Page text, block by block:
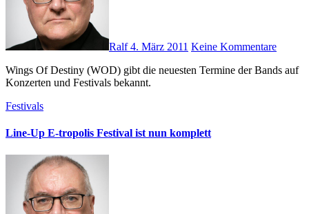
Ralf4. März 2011 Keine Kommentare
Wings Of Destiny (WOD) gibt die neuesten Termine der Bands auf
Konzerten und Festivals bekannt.
Festivals
Line-Up E-tropolis Festival ist nun komplett